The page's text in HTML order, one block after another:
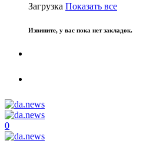
Загрузка Показать все
Извините, у вас пока нет закладок.
0